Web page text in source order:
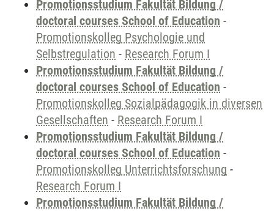
Promotionsstudium Fakultät Bildung /
doctoral courses School of Education -
Promotionskolleg Psychologie und
Selbstregulation - Research Forum I
Promotionsstudium Fakultät Bildung /
doctoral courses School of Education -
Promotionskolleg Sozialpädagogik in diversen
Gesellschaften - Research Forum I
Promotionsstudium Fakultät Bildung /
doctoral courses School of Education -
Promotionskolleg Unterrichtsforschung -
Research Forum I
Promotionsstudium Fakultät Bildung /